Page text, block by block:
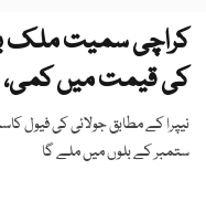
کراچی سمیت ملک
کی قیمت میں کمی،
نیپرا کے مطابق جولائی کی
ستمبر کے بلوں میں ملے گا